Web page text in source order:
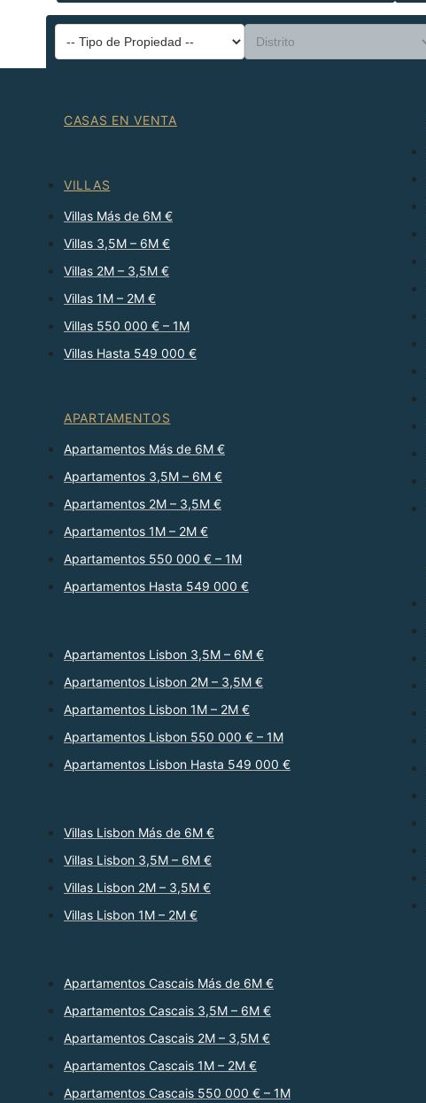
CASAS EN VENTA
VILLAS
Villas Más de 6M €
Villas 3,5M – 6M €
Villas 2M – 3,5M €
Villas 1M – 2M €
Villas 550 000 € – 1M
Villas Hasta 549 000 €
APARTAMENTOS
Apartamentos Más de 6M €
Apartamentos 3,5M – 6M €
Apartamentos 2M – 3,5M €
Apartamentos 1M – 2M €
Apartamentos 550 000 € – 1M
Apartamentos Hasta 549 000 €
Apartamentos Lisbon 3,5M – 6M €
Apartamentos Lisbon 2M – 3,5M €
Apartamentos Lisbon 1M – 2M €
Apartamentos Lisbon 550 000 € – 1M
Apartamentos Lisbon Hasta 549 000 €
Villas Lisbon Más de 6M €
Villas Lisbon 3,5M – 6M €
Villas Lisbon 2M – 3,5M €
Villas Lisbon 1M – 2M €
Apartamentos Cascais Más de 6M €
Apartamentos Cascais 3,5M – 6M €
Apartamentos Cascais 2M – 3,5M €
Apartamentos Cascais 1M – 2M €
Apartamentos Cascais 550 000 € – 1M